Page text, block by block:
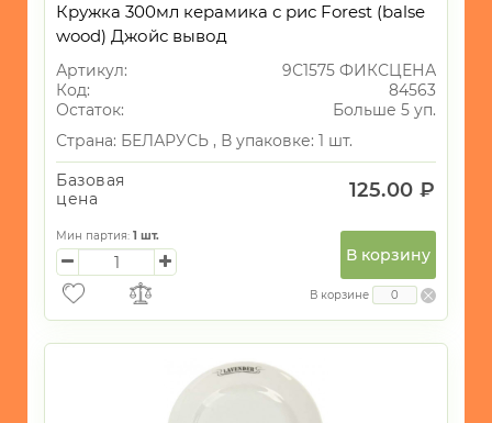
Кружка 300мл керамика с рис Forest (balse
wood) Джойс вывод
Артикул:
9С1575 ФИКСЦЕНА
Код:
84563
Остаток:
Больше 5 уп.
Страна: БЕЛАРУСЬ , В упаковке: 1 шт.
Базовая
цена
125.00 ₽
Мин партия: 1 шт.
В корзину
В корзине